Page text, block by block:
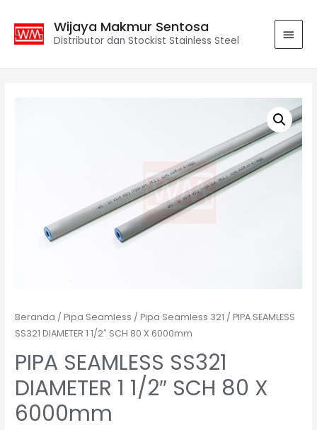
Wijaya Makmur Sentosa
Distributor dan Stockist Stainless Steel
Beranda /Pipa Seamless /Pipa Seamless 321 / PIPA SEAMLESS
SS321 DIAMETER 1 1/2″ SCH 80 X 6000mm
PIPA SEAMLESS SS321
DIAMETER 1 1/2″ SCH 80 X
6000mm